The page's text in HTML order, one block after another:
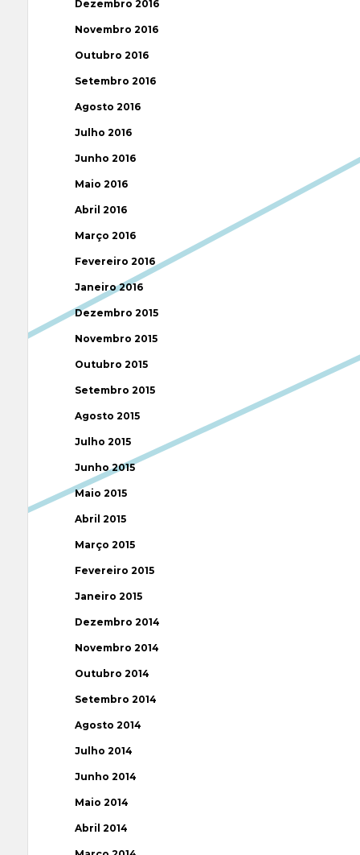
Dezembro 2016
Novembro 2016
Outubro 2016
Setembro 2016
Agosto 2016
Julho 2016
Junho 2016
Maio 2016
Abril 2016
Março 2016
Fevereiro 2016
Janeiro 2016
Dezembro 2015
Novembro 2015
Outubro 2015
Setembro 2015
Agosto 2015
Julho 2015
Junho 2015
Maio 2015
Abril 2015
Março 2015
Fevereiro 2015
Janeiro 2015
Dezembro 2014
Novembro 2014
Outubro 2014
Setembro 2014
Agosto 2014
Julho 2014
Junho 2014
Maio 2014
Abril 2014